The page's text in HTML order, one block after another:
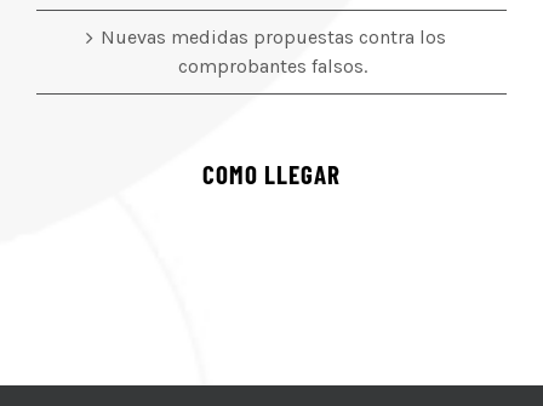
Nuevas medidas propuestas contra los
comprobantes falsos.
COMO LLEGAR